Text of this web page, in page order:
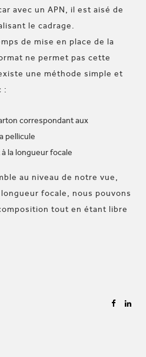
avec un APN, il est aisé de
le cadrage.
de mise en place de la
ne permet pas cette
une méthode simple et
:
correspondant aux
pellicule
la longueur focale
au niveau de notre vue,
focale, nous pouvons
tout en étant libre